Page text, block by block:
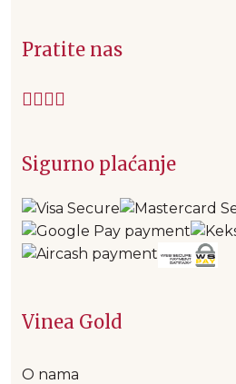
Pratite nas
Sigurno plaćanje
Vinea Gold
O nama